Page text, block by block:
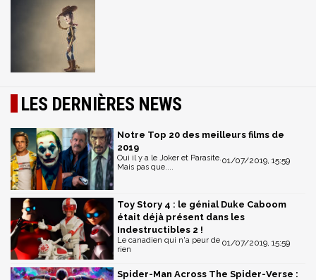
LES DERNIÈRES NEWS
Notre Top 20 des meilleurs films de
2019
01/07/2019, 15:59
Oui il y a le Joker et Parasite.
Mais pas que....
Toy Story 4 : le génial Duke Caboom
était déjà présent dans les
Indestructibles 2 !
01/07/2019, 15:59
Le canadien qui n'a peur de
rien
Spider-Man Across The Spider-Verse :